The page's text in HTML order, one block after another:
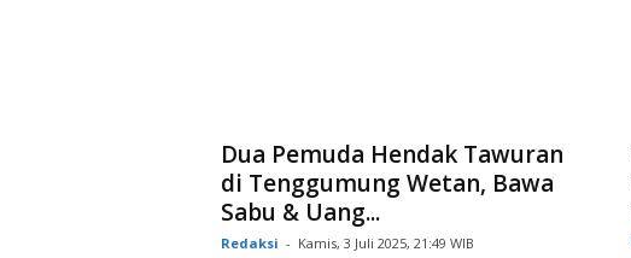
Dua Pemuda Hendak Tawuran
di Tenggumung Wetan, Bawa
Sabu & Uang...
Redaksi - Kamis, 3 Juli 2025, 21:49 WIB